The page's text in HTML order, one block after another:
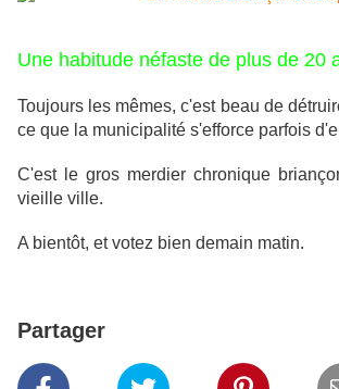
Une habitude néfaste de plus de 20
Toujours les mêmes, c'est beau de
ce que la municipalité s'efforce parfois
C'est le gros merdier chronique
vieille ville.
A bientôt, et votez bien demain matin.
Partager